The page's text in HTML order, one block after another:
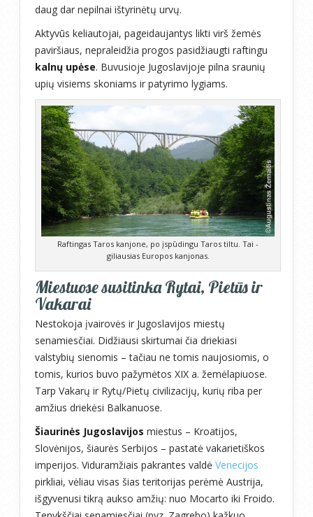
daug dar nepilnai ištyrinėtų urvų.
Aktyvūs keliautojai, pageidaujantys likti virš žemės
paviršiaus, nepraleidžia progos pasidžiaugti raftingu
kalnų upėse. Buvusioje Jugoslavijoje pilna sraunių
upių visiems skoniams ir patyrimo lygiams.
Raftingas Taros kanjone, po įspūdingu Taros tiltu. Tai -
giliausias Europos kanjonas.
Miestuose susitinka Rytai, Pietūs ir
Vakarai
Nestokoja įvairovės ir Jugoslavijos miestų
senamiesčiai. Didžiausi skirtumai čia driekiasi
valstybių sienomis – tačiau ne tomis naujosiomis, o
tomis, kurios buvo pažymėtos XIX a. žemėlapiuose.
Tarp Vakarų ir Rytų/Pietų civilizacijų, kurių riba per
amžius driekėsi Balkanuose.
Šiaurinės Jugoslavijos miestus – Kroatijos,
Slovėnijos, šiaurės Serbijos – pastatė vakarietiškos
imperijos. Viduramžiais pakrantes valdė Venecijos
pirkliai, vėliau visas šias teritorijas perėmė Austrija,
išgyvenusi tikrą aukso amžių: nuo Mocarto iki Froido.